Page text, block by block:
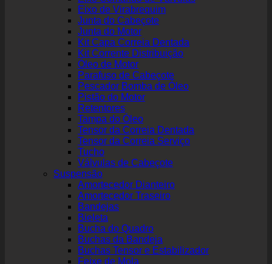
Eixo de Virabrequim
Junta do Cabeçote
Junta do Motor
Kit Capa Correia Dentada
Kit Corrente Distribuição
Óleo de Motor
Parafuso de Cabeçote
Pescador Bomba de Óleo
Pistão do Motor
Retentores
Tampa do Óleo
Tensor da Correia Dentada
Tensor da Correia Serviço
Tucho
Válvulas de Cabeçote
Suspensão
Amortecedor Dianteiro
Amortecedor Traseiro
Bandejas
Bieleta
Bucha do Quadro
Buchas da Bandeja
Buchas Tensor e Estabilizador
Feixe de Mola